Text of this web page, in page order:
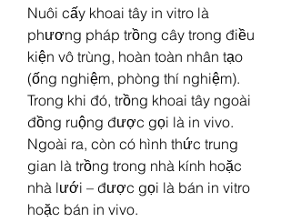
Nuôi cấy khoai tây in vitro là
phương pháp trồng cây trong điều
kiện vô trùng, hoàn toàn nhân tạo
(ống nghiệm, phòng thí nghiệm).
Trong khi đó, trồng khoai tây ngoài
đồng ruộng được gọi là in vivo.
Ngoài ra, còn có hình thức trung
gian là trồng trong nhà kính hoặc
nhà lưới – được gọi là bán in vitro
hoặc bán in vivo.